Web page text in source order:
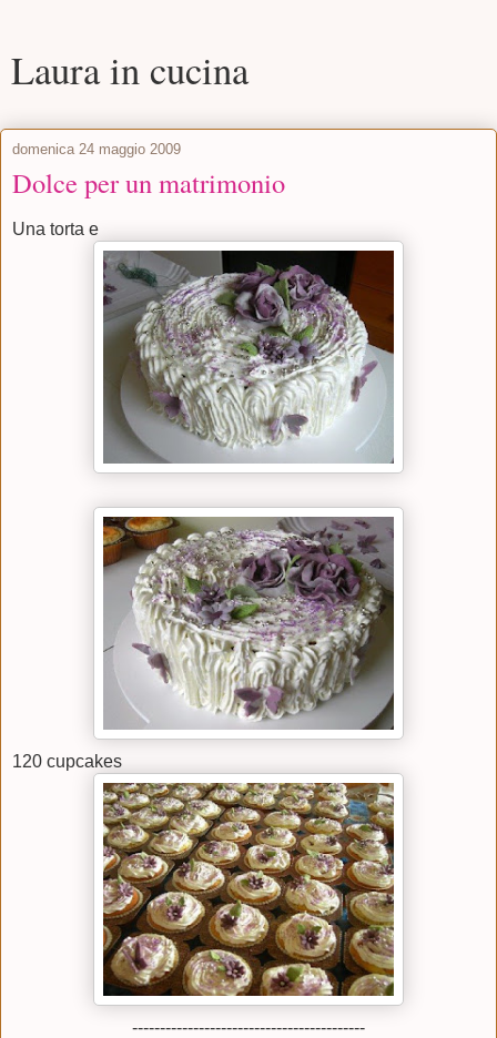
Laura in cucina
domenica 24 maggio 2009
Dolce per un matrimonio
Una torta e
120 cupcakes
------------------------------------------